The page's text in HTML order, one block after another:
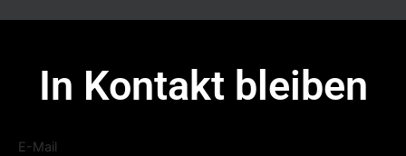
In Kontakt bleiben
E-Mail